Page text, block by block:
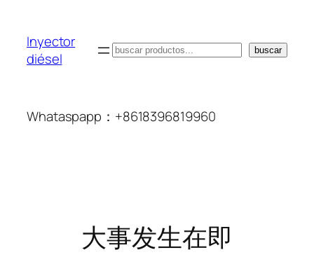
Inyector
diésel
搜
buscar
Whataspapp：+8618396819960
大事发生在即